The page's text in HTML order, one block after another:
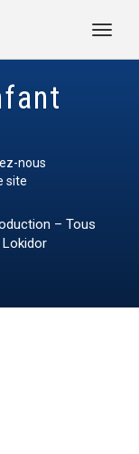
nous
site
– Tous